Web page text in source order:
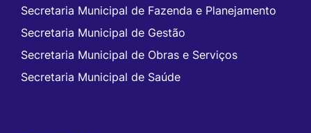
Secretaria Municipal de Fazenda e Planejamento
Secretaria Municipal de Gestão
Secretaria Municipal de Obras e Serviços
Secretaria Municipal de Saúde